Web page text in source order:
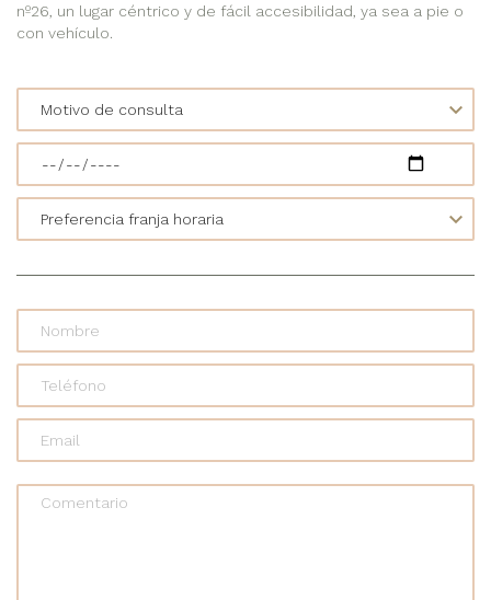
nº26, un lugar céntrico y de fácil accesibilidad, ya sea a pie o
con vehículo.